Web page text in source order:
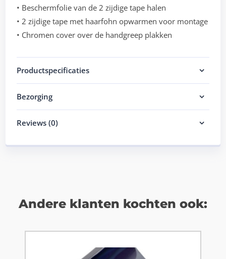
• Beschermfolie van de 2 zijdige tape halen
• 2 zijdige tape met haarfohn opwarmen voor montage
• Chromen cover over de handgreep plakken
Productspecificaties
Bezorging
Reviews (0)
Andere klanten kochten ook: